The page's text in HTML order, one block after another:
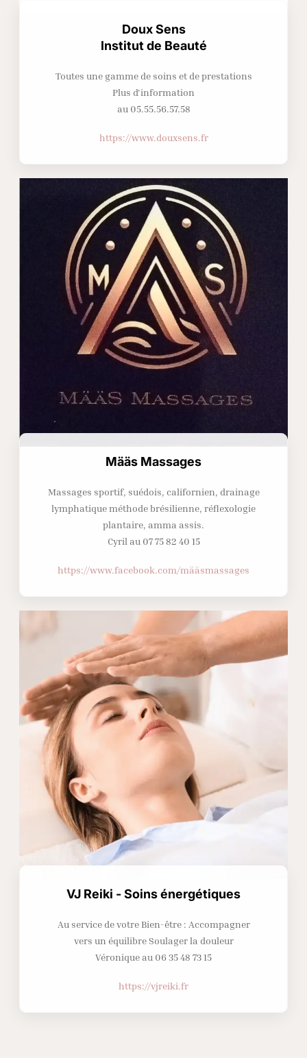
Doux Sens
Institut de Beauté
Toutes une gamme de soins et de prestations
Plus d'information
au 05.55.56.57.58
https://www.douxsens.fr
Määs Massages
Massages sportif, suédois, californien, drainage
lymphatique méthode brésilienne, réflexologie
plantaire, amma assis.
Cyril au 07 75 82 40 15
https://www.facebook.com/määsmassages
VJ Reiki - Soins énergétiques
Au service de votre Bien-être : Accompagner
vers un équilibre Soulager la douleur
Véronique au 06 35 48 73 15
https://vjreiki.fr